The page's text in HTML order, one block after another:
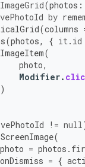
ImageGrid(photos :
by
(columns
(photos, { it. id
ImageItem(
photo,
Modifier.
)
!= null
(
photo = photos .
onDismiss = {